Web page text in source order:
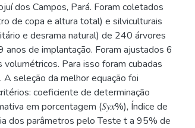
dos Campos, Pará. Foram coletados
de copa e altura total) e silviculturais
e desrama natural) de 240 árvores
anos de implantação. Foram ajustados 6
Para isso foram cubadas
seleção da melhor equação foi
coeficiente de determinação
em porcentagem (𝑆𝑦𝑥%), Índice de
dos parâmetros pelo Teste t a 95% de